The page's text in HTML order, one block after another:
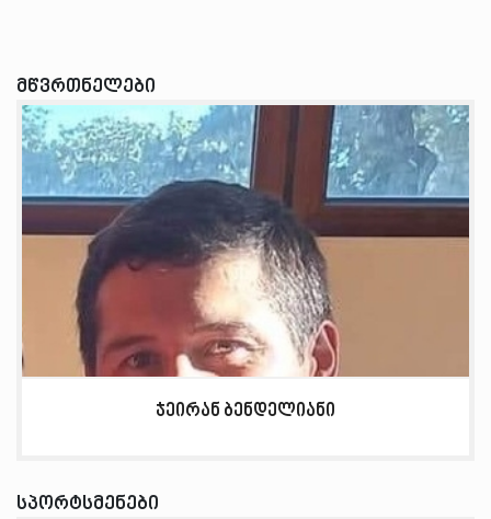
მწვრთნელები
ჯეირან ბენდელიანი
სპორტსმენები